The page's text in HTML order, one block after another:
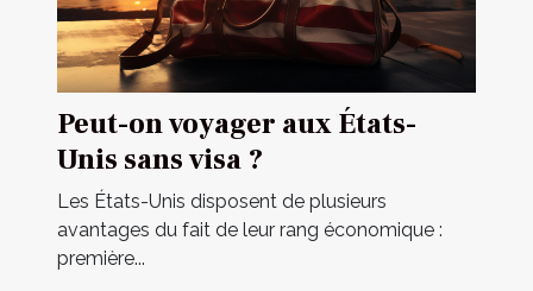
Peut-on voyager aux États-
Unis sans visa ?
Les États-Unis disposent de plusieurs
avantages du fait de leur rang économique :
première...